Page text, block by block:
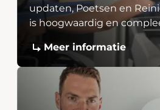
updaten, Poetsen en
is hoogwaardig en
Meer informatie